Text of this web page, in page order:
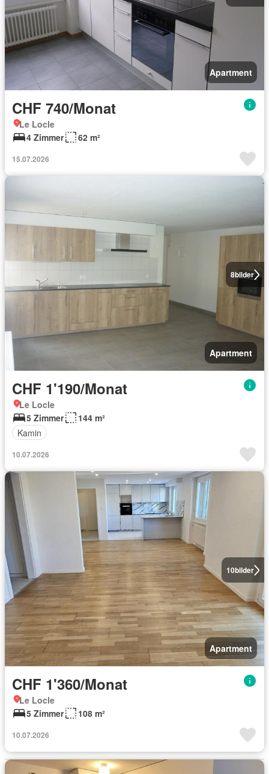
Apartment
CHF 740/Monat
Le Locle
4 Zimmer
62 m²
15.07.2026
8bilder
Apartment
CHF 1'190/Monat
Le Locle
5 Zimmer
144 m²
Kamin
10.07.2026
10bilder
Apartment
CHF 1'360/Monat
Le Locle
5 Zimmer
108 m²
10.07.2026